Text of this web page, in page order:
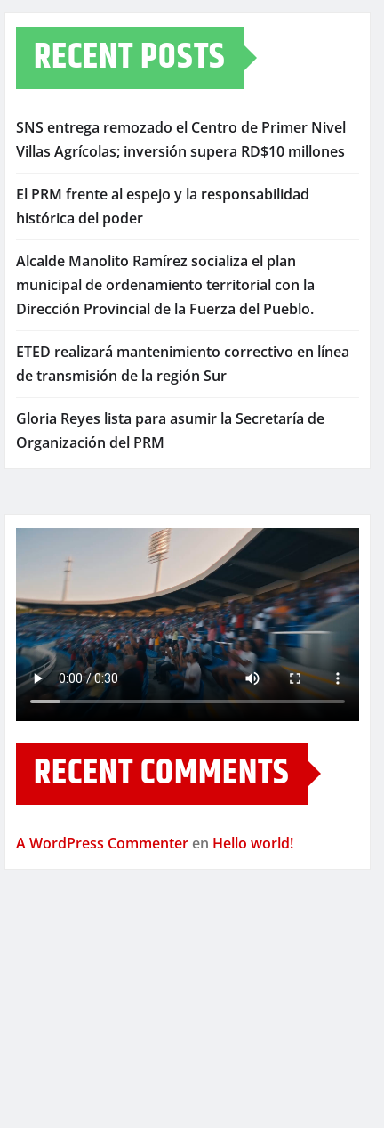
RECENT POSTS
SNS entrega remozado el Centro de Primer Nivel
Villas Agrícolas; inversión supera RD$10 millones
El PRM frente al espejo y la responsabilidad
histórica del poder
Alcalde Manolito Ramírez socializa el plan
municipal de ordenamiento territorial con la
Dirección Provincial de la Fuerza del Pueblo.
ETED realizará mantenimiento correctivo en línea
de transmisión de la región Sur
Gloria Reyes lista para asumir la Secretaría de
Organización del PRM
RECENT COMMENTS
A WordPress Commenter en Hello world!